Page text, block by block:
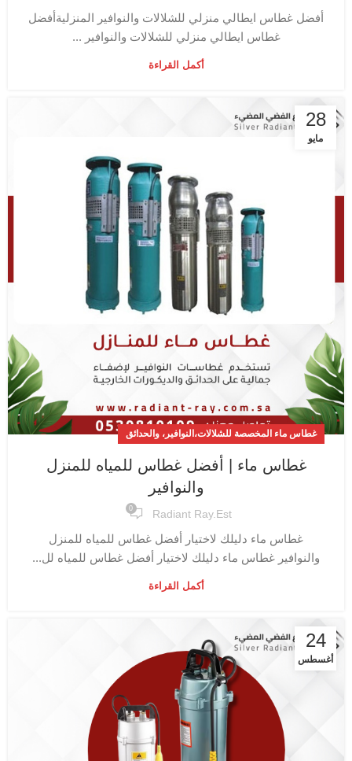
أفضل غطاس ايطالي منزلي للشلالات والنوافير المنزليةأفضل
غطاس ايطالي منزلي للشلالات والنوافير ...
أكمل القراءة
28
مايو
غطاس ماء المخصصة للشلالات،النوافير، والحدائق
غطاس ماء | أفضل غطاس للمياه للمنزل
والنوافير
Radiant Ray.est
0
غطاس ماء دليلك لاختيار أفضل غطاس للمياه للمنزل
والنوافير غطاس ماء دليلك لاختيار أفضل غطاس للمياه لل...
أكمل القراءة
24
أغسطس